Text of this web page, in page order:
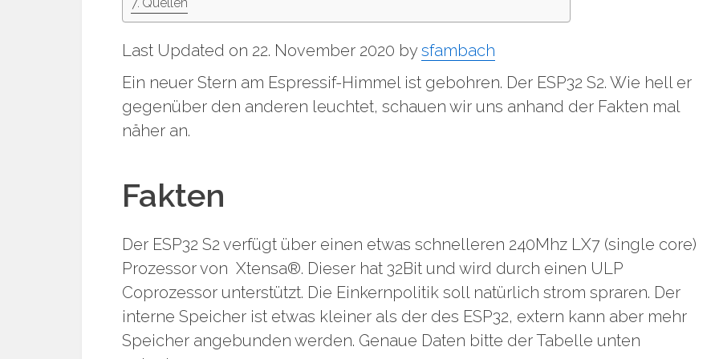
Last Updated on 22. November 2020 bysfambach
Ein neuer Stern am Espressif-Himmel ist gebohren. Der ESP32 S2. Wie hell er
gegenüber den anderen leuchtet, schauen wir uns anhand der Fakten mal
näher an.
Fakten
Der ESP32 S2 verfügt über einen etwas schnelleren 240Mhz LX7 (single core)
Prozessor von Xtensa®. Dieser hat 32Bit und wird durch einen ULP
Coprozessor unterstützt. Die Einkernpolitik soll natürlich strom spraren. Der
interne Speicher ist etwas kleiner als der des ESP32, extern kann aber mehr
Speicher angebunden werden. Genaue Daten bitte der Tabelle unten